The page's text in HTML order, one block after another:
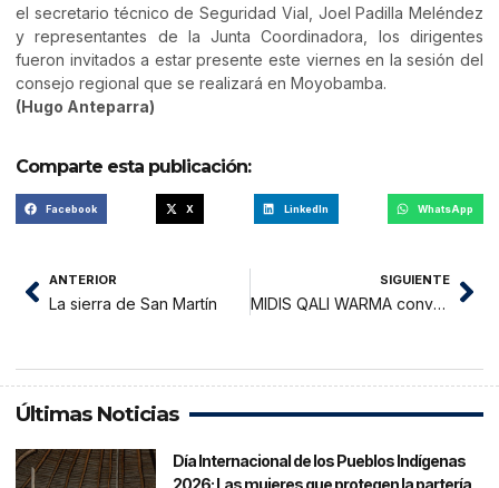
el secretario técnico de Seguridad Vial, Joel Padilla Meléndez
y representantes de la Junta Coordinadora, los dirigentes
fueron invitados a estar presente este viernes en la sesión del
consejo regional que se realizará en Moyobamba.
(Hugo Anteparra)
Comparte esta publicación:
Facebook X LinkedIn WhatsApp
ANTERIOR
La sierra de San Martín
SIGUIENTE
MIDIS QALI WARMA convoca a programa de voluntariado
Últimas Noticias
Día Internacional de los Pueblos Indígenas
2026: Las mujeres que protegen la partería